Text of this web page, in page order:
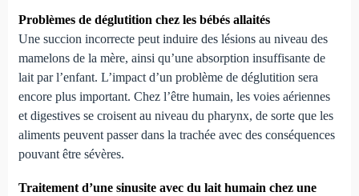
Problèmes de déglutition chez les bébés allaités
Une succion incorrecte peut induire des lésions au niveau des
mamelons de la mère, ainsi qu’une absorption insuffisante de
lait par l’enfant. L’impact d’un problème de déglutition sera
encore plus important. Chez l’être humain, les voies aériennes
et digestives se croisent au niveau du pharynx, de sorte que les
aliments peuvent passer dans la trachée avec des conséquences
pouvant être sévères.
Traitement d’une sinusite avec du lait humain chez une